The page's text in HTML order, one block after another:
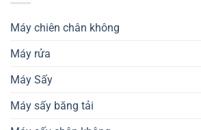
Máy chiên chân không
Máy rửa
Máy Sấy
Máy sấy băng tải